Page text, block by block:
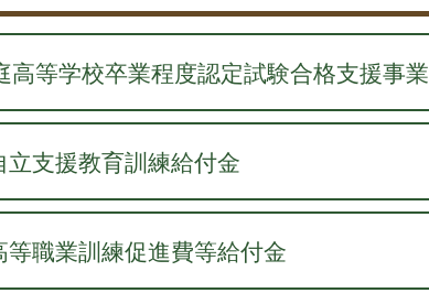
高等学校卒業程度認定試験合格支援事業
支援教育訓練給付金
職業訓練促進費等給付金